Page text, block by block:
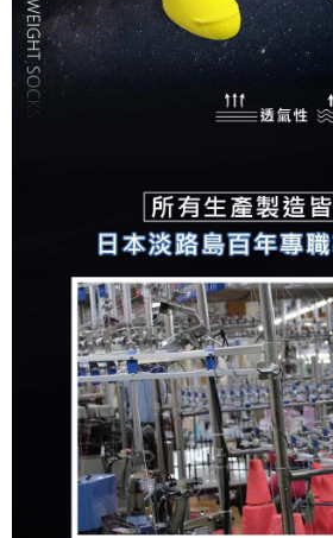
１．透過由恩沛科技股份有限公司提供之「
易，需依本服務之必要範圍內提供個人資料，並
權轉讓予恩沛科技股份有限公司。
２．關於個人資料處理事宜，請瀏覽以下網址：
https://aftee.tw/terms/#terms3
３．未成年的使用者請事先徵得法定代理人或
時審查核予不同之上限額度；若仍有額度不足之
請求用戶進行身份認證。
５．嚴禁一人註冊多個帳號或使用他人資訊註冊